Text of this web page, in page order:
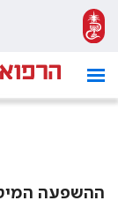
ההשפעה